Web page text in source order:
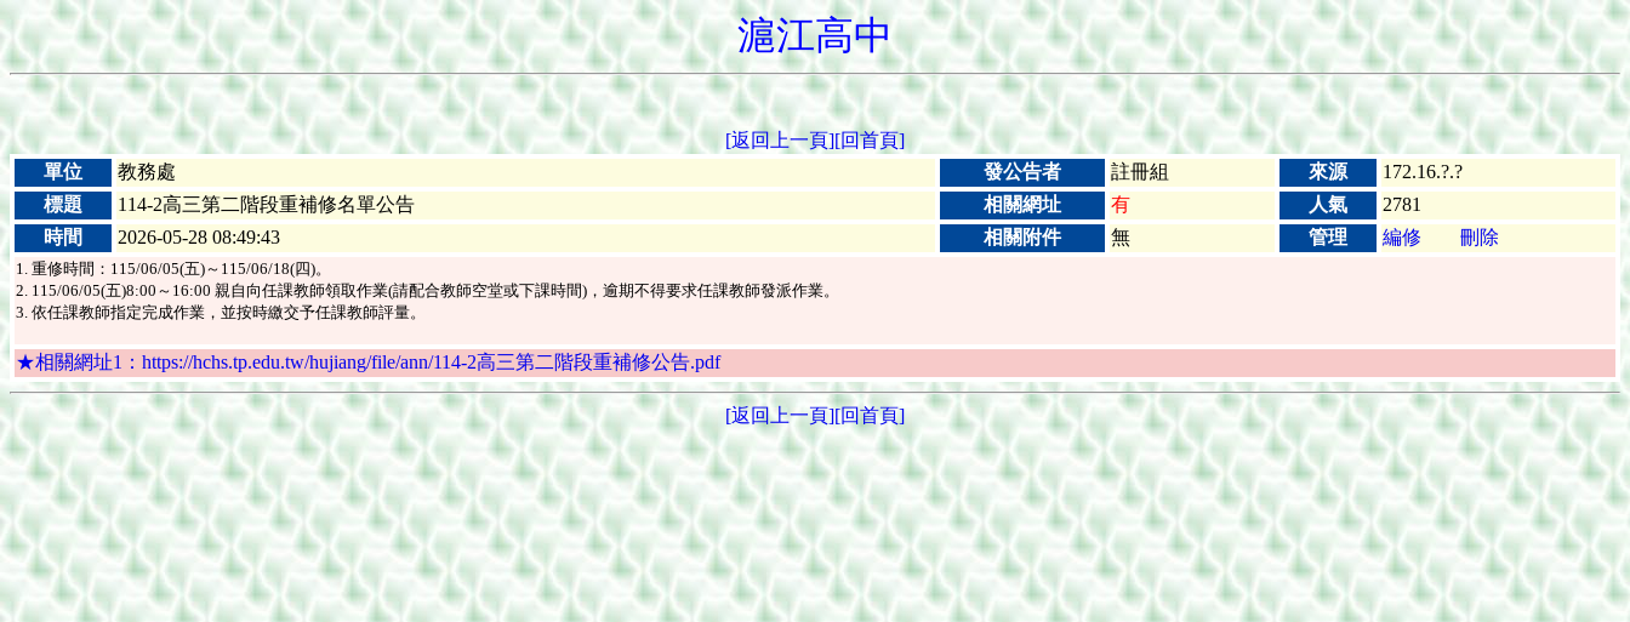
滬江高中
[返回上一頁][回首頁]
單位
教務處 發公告者 註冊組 來源
172.16.?.?
標題
114-2高三第二階段重補修名單公告 相關網址 有 人氣
2781
時間
2026-05-28 08:49:43 相關附件 無 管理 編修 刪除
1. 重修時間：115/06/05(五)～115/06/18(四)。
2. 115/06/05(五)8:00～16:00 親自向任課教師領取作業(請配合教師空堂或下課時間)，逾期不得要求任課教師發派作業。
3. 依任課教師指定完成作業，並按時繳交予任課教師評量。
★相關網址1：https://hchs.tp.edu.tw/hujiang/file/ann/114-2高三第二階段重補修公告.pdf
[返回上一頁][回首頁]